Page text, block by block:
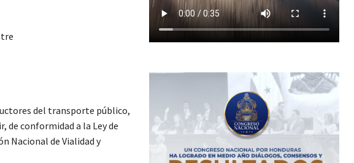
del transporte público,
de conformidad a la Ley de
Nacional de Vialidad y